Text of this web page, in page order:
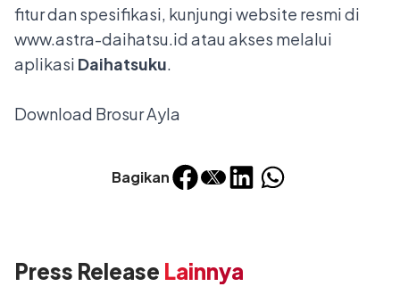
Bagikan
fitur dan spesifikasi, kunjungi website resmi di
www.astra-daihatsu.idatau akses melalui
aplikasi Daihatsuku.
Download Brosur Ayla
Press Release Lainnya